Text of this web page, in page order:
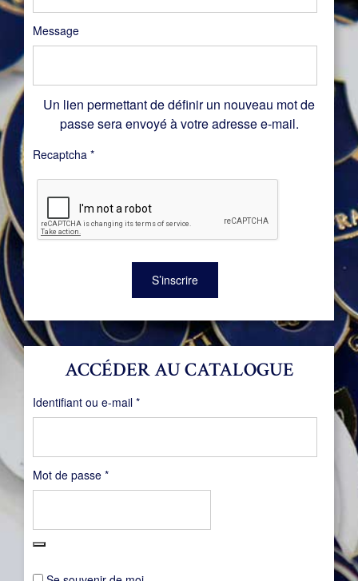
ACCÉDER AU CATALOGUE
Identifiant ou e-mail *Obligatoire
Mot de passe *Obligatoire
Message
Un lien permettant de définir un nouveau mot de
passe sera envoyé à votre adresse e-mail.
Recaptcha *
S’inscrire